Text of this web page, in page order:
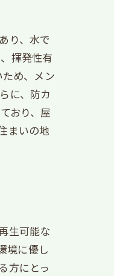
り、水で
揮発性有
め、メン
に、防カ
おり、屋
まいの地
生可能な
境に優し
方にとっ